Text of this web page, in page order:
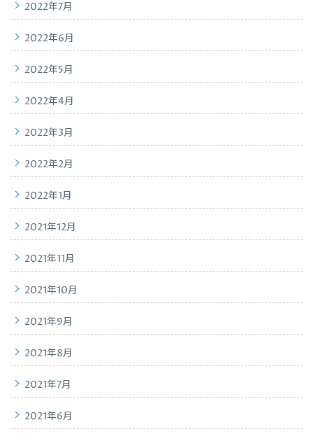
2022年7月
2022年6月
2022年5月
2022年4月
2022年3月
2022年2月
2022年1月
2021年12月
2021年11月
2021年10月
2021年9月
2021年8月
2021年7月
2021年6月